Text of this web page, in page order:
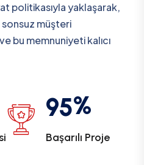
politikasıyla yaklaşarak,
müşteri
bu memnuniyeti kalıcı
95%
Başarılı Proje